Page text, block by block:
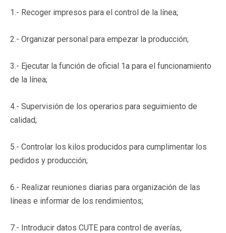
1.- Recoger impresos para el control de la línea;
2.- Organizar personal para empezar la producción;
3.- Ejecutar la función de oficial 1a para el funcionamiento
de la línea;
4.- Supervisión de los operarios para seguimiento de
calidad;
5.- Controlar los kilos producidos para cumplimentar los
pedidos y producción;
6.- Realizar reuniones diarias para organización de las
líneas e informar de los rendimientos;
7.- Introducir datos CUTE para control de averías,